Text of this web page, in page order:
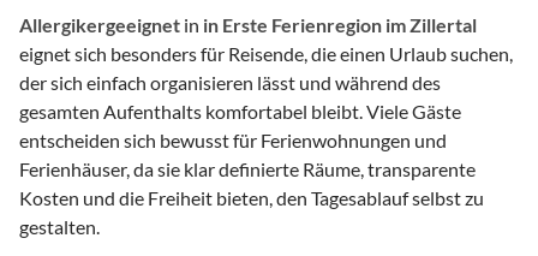
Allergikergeeignet in in Erste Ferienregion im Zillertal
eignet sich besonders für Reisende, die einen Urlaub suchen,
der sich einfach organisieren lässt und während des
gesamten Aufenthalts komfortabel bleibt. Viele Gäste
entscheiden sich bewusst für Ferienwohnungen und
Ferienhäuser, da sie klar definierte Räume, transparente
Kosten und die Freiheit bieten, den Tagesablauf selbst zu
gestalten.